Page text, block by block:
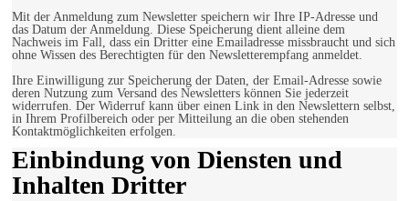
Mit der Anmeldung zum Newsletter speichern wir Ihre IP-Adresse und
das Datum der Anmeldung. Diese Speicherung dient alleine dem
Nachweis im Fall, dass ein Dritter eine Emailadresse missbraucht und sich
ohne Wissen des Berechtigten für den Newsletterempfang anmeldet.
Ihre Einwilligung zur Speicherung der Daten, der Email-Adresse sowie
deren Nutzung zum Versand des Newsletters können Sie jederzeit
widerrufen. Der Widerruf kann über einen Link in den Newslettern selbst,
in Ihrem Profilbereich oder per Mitteilung an die oben stehenden
Kontaktmöglichkeiten erfolgen.
Einbindung von Diensten und
Inhalten Dritter